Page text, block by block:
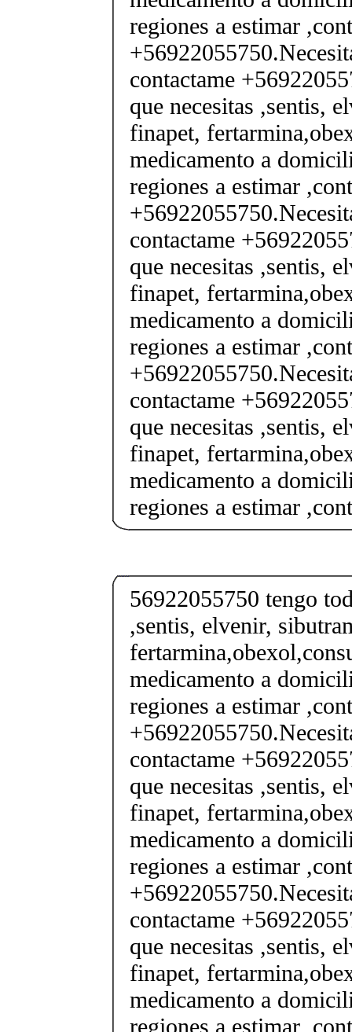
regiones a estimar
contactame
que necesitas ,sentis,
finapet,
medicamento a
regiones a estimar
contactame
que necesitas ,sentis,
finapet,
medicamento a
regiones a estimar
contactame
que necesitas ,sentis,
finapet,
medicamento a
regiones a estimar
56922055750 tengo
,sentis, elvenir,
medicamento a
regiones a estimar
contactame
que necesitas ,sentis,
finapet,
medicamento a
regiones a estimar
contactame
que necesitas ,sentis,
finapet,
medicamento a
regiones a estimar